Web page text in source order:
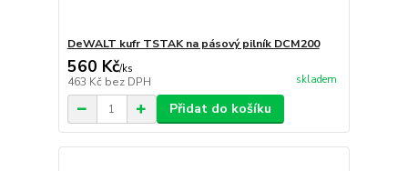
DeWALT kufr TSTAK na pásový pilník DCM200
560 Kč/ks
463 Kč bez DPH skladem
Přidat do košíku